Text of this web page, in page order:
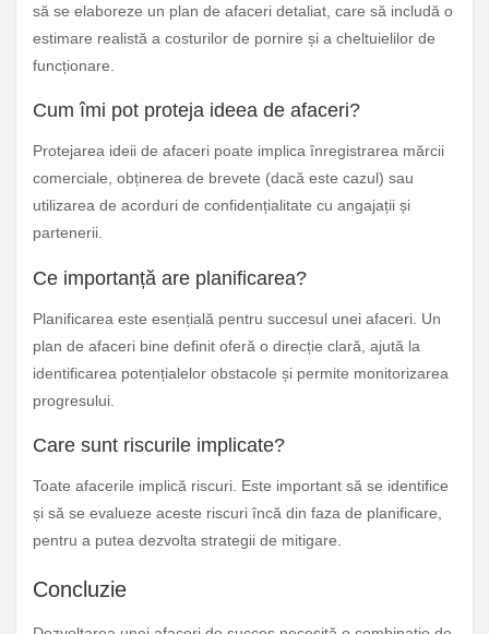
să se elaboreze un plan de afaceri detaliat, care să includă o
estimare realistă a costurilor de pornire și a cheltuielilor de
funcționare.
Cum îmi pot proteja ideea de afaceri?
Protejarea ideii de afaceri poate implica înregistrarea mărcii
comerciale, obținerea de brevete (dacă este cazul) sau
utilizarea de acorduri de confidențialitate cu angajații și
partenerii.
Ce importanță are planificarea?
Planificarea este esențială pentru succesul unei afaceri. Un
plan de afaceri bine definit oferă o direcție clară, ajută la
identificarea potențialelor obstacole și permite monitorizarea
progresului.
Care sunt riscurile implicate?
Toate afacerile implică riscuri. Este important să se identifice
și să se evalueze aceste riscuri încă din faza de planificare,
pentru a putea dezvolta strategii de mitigare.
Concluzie